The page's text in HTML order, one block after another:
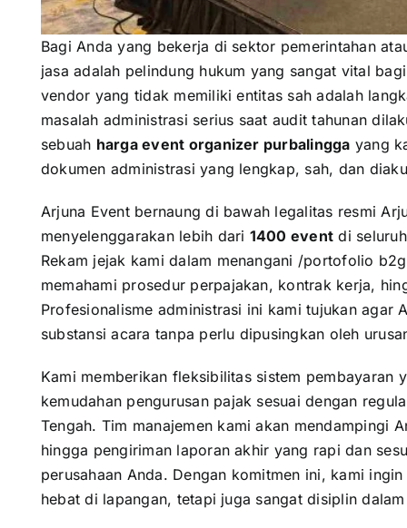
Bagi Anda yang bekerja di sektor pemerintahan
jasa adalah pelindung hukum yang sangat vital
vendor yang tidak memiliki entitas sah adalah
masalah administrasi serius saat audit tahunan
sebuah harga event organizer purbalingga yang
dokumen administrasi yang lengkap, sah, dan
Arjuna Event bernaung di bawah legalitas resmi
menyelenggarakan lebih dari 1400 event di
Rekam jejak kami dalam menangani /portofolio
memahami prosedur perpajakan, kontrak kerja,
Profesionalisme administrasi ini kami tujukan agar
substansi acara tanpa perlu dipusingkan oleh
Kami memberikan fleksibilitas sistem pembayaran
kemudahan pengurusan pajak sesuai dengan
Tengah. Tim manajemen kami akan mendampingi
hingga pengiriman laporan akhir yang rapi dan
perusahaan Anda. Dengan komitmen ini, kami
hebat di lapangan, tetapi juga sangat disiplin